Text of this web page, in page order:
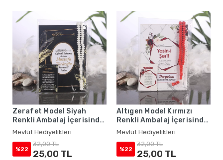
Zerafet Model Siyah
Renkli Ambalaj İçerisinde
Yasin Kitabı, Magnet ve
Tesbih - Mevlüt
Hediyelikleri
Mevlüt Hediyelikleri
%22
32,00 TL
25,00 TL
Altıgen Model Kırmızı
Renkli Ambalaj İçerisinde
Yasin Kitabı, Magnet ve
Tesbih - Mevlüt
Hediyelikleri
Mevlüt Hediyelikleri
%22
32,00 TL
25,00 TL